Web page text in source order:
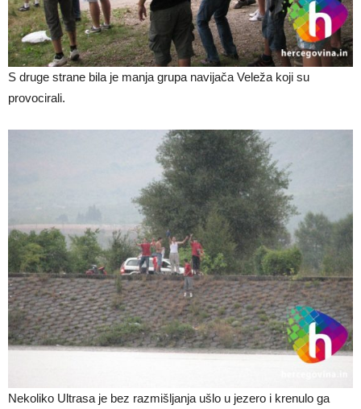
S druge strane bila je manja grupa navijača Veleža koji su
provocirali.
Nekoliko Ultrasa je bez razmišljanja ušlo u jezero i krenulo ga